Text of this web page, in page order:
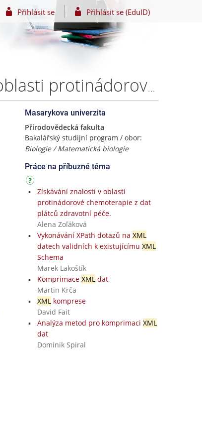
Přihlásit se Přihlásit se (EduID)
Metody pro hodnocení dodržení klinických protokolů v oblasti protinádorové chemoterapie – Mgr. Alena Zoľáková
Masarykova univerzita
Přírodovědecká fakulta
Bakalářský studijní program / obor:
Biologie / Matematická biologie
Práce na příbuzné téma
Získávání znalostí v oblasti
protinádorové chemoterapie z dat
plátců zdravotní péče.
Alena Zoľáková
Vykonávání XPath dotazů na XML
datech validních k existujícímu XML
Schema
Marek Lakoštík
Komprimace XMLdat
Martin Krča
XMLkomprese
David Fait
Analýza metod pro komprimaci XML
dat
Dominik Spiral